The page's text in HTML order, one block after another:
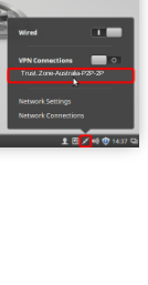
Trust.Zone-Australia-P2P-2P